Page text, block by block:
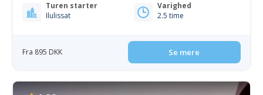
Turen starter
Ilulissat
Varighed
2.5 time
Fra 895 DKK Se mere